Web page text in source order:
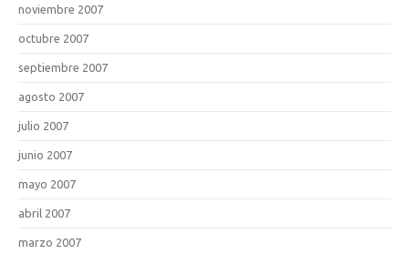
noviembre 2007
octubre 2007
septiembre 2007
agosto 2007
julio 2007
junio 2007
mayo 2007
abril 2007
marzo 2007